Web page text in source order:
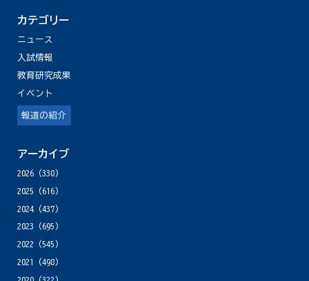
カテゴリー
ニュース
入試情報
教育研究成果
イベント
報道の紹介
アーカイブ
2026(330)
2025 (616)
2024(437)
2023 (695)
2022 (545)
2021
(498)